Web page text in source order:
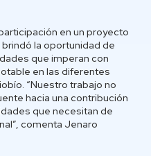
en un proyecto
la oportunidad de
que imperan con
en las diferentes
“Nuestro trabajo no
hacia una contribución
que necesitan de
comenta Jenaro